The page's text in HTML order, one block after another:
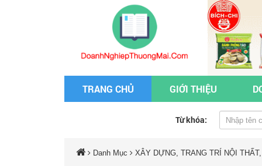
TRANG CHỦ GIỚI THIỆU
Từ khóa:
Danh Mục XÂY DỰNG, TRANG TRÍ NỘI